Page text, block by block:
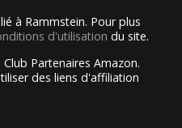
à Rammstein. Pour plus
d'utilisation du site.
Partenaires Amazon.
des liens d'affiliation